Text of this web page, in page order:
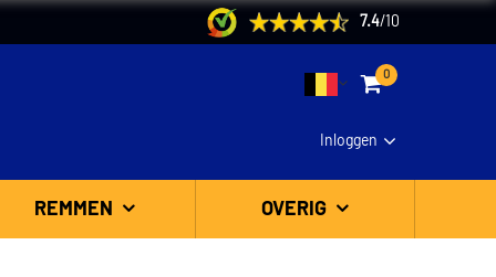
7.4/ 10
0
Inloggen
REMMEN OVERIG